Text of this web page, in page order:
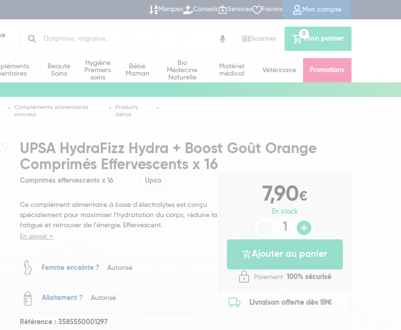
Marques Conseils Services Favoris Mon compte
Scanner
Mon panier
0
Beauté
Soins
Hygiène
Premiers
soins
Bébé
Maman
Bio
Médecine
Naturelle
Matériel
médical
Vétérinaire Promotions
Compléments alimentaires
minceur
Produits
détox
UPSA HydraFizz Hydra + Boost Goût Orange
Comprimés Effervescents x 16
Comprimés effervescents x 16 Upsa
Ce complément alimentaire à base d'électrolytes est conçu
spécialement pour maximiser l'hydratation du corps, réduire la
fatigue et retrouver de l'énergie. Effervescent.
En savoir +
Femme enceinte ? Autorisé
Allaitement ? Autorisé
Référence : 3585550001297
7,90€
En stock
Ajouter au panier
Paiement 100% sécurisé
Livraison offerte dès 59€